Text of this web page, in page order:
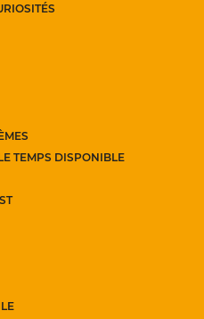
TEMPS DISPONIBLE